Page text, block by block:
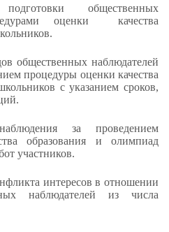
общественных
оценки качества
общественных наблюдателей
процедуры оценки качества
с указанием сроков,
за проведением
образования и олимпиад
участников.
интересов в отношении
наблюдателей из числа